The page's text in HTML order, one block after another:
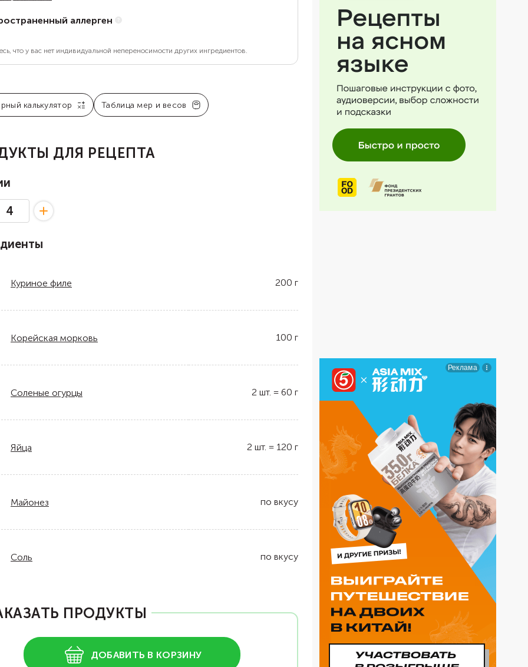
аллерген
что у вас нет индивидуальной непереносимости других ингредиентов.
калькулятор Таблица мер и весов
ДЛЯ РЕЦЕПТА
Куриное филе 200 г
Корейская морковь 100 г
Соленые огурцы 2 шт. = 60 г
Яйца 2 шт. = 120 г
Майонез по вкусу
Соль по вкусу
ПРОДУКТЫ
ДОБАВИТЬ В КОРЗИНУ